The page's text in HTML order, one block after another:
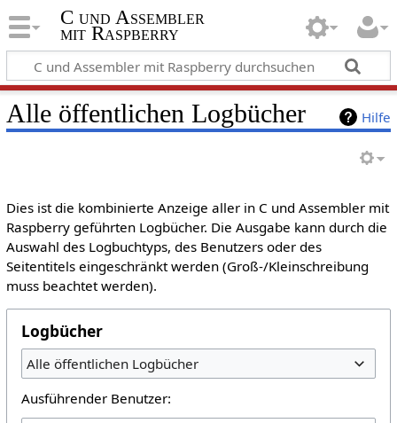
C und Assembler
mit Raspberry
Hilfe
Alle öffentlichen Logbücher
Dies ist die kombinierte Anzeige aller in C und Assembler mit
Raspberry geführten Logbücher. Die Ausgabe kann durch die
Auswahl des Logbuchtyps, des Benutzers oder des
Seitentitels eingeschränkt werden (Groß-/Kleinschreibung
muss beachtet werden).
Logbücher
Alle öffentlichen Logbücher
Ausführender Benutzer: